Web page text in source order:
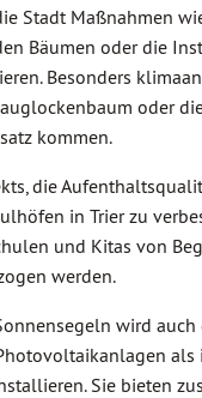
Stadt Maßnahmen
Bäumen oder die
Besonders
oder
kommen.
die
in Trier zu
und Kitas von
werden.
wird auch
als
Sie bieten